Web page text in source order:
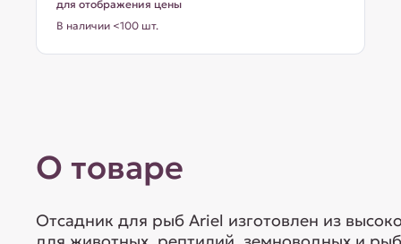
для отображения цены
В наличии <100 шт.
О товаре
Отсадник для рыб Ariel изготовлен из